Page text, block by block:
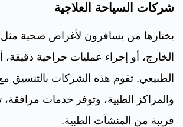
شركات السياحة العلاجية
يختارها من يسافرون لأغراض صحية مثل
الخارج، أو إجراء عمليات جراحية دقيقة،
الطبيعي. تقوم هذه الشركات بالتنسيق
والمراكز الطبية، وتوفر خدمات مرافقة،
قريبة من المنشآت الطبية.